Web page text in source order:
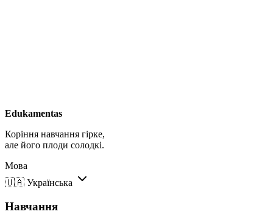
Edukamentas
Коріння навчання гірке,
але його плоди солодкі.
Мова
🇺🇦 Українська
Навчання